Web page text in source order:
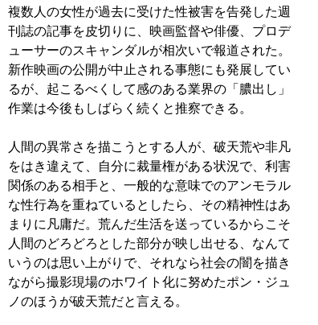
複数人の女性が過去に受けた性被害を告発した週
刊誌の記事を皮切りに、映画監督や俳優、プロデ
ューサーのスキャンダルが相次いで報道された。
新作映画の公開が中止される事態にも発展してい
るが、起こるべくして感のある業界の「膿出し」
作業は今後もしばらく続くと推察できる。
人間の異常さを描こうとする人が、破天荒や非凡
をはき違えて、自分に裁量権がある状況で、利害
関係のある相手と、一般的な意味でのアンモラル
な性行為を重ねているとしたら、その精神性はあ
まりに凡庸だ。荒んだ生活を送っているからこそ
人間のどろどろとした部分が映し出せる、なんて
いうのは思い上がりで、それなら社会の闇を描き
ながら撮影現場のホワイト化に努めたポン・ジュ
ノのほうが破天荒だと言える。